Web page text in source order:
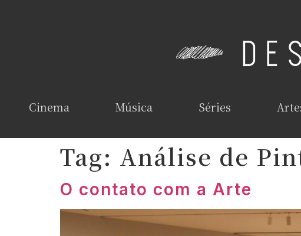
Cinema Música Séries
Tag: Análise de
O contato com a Arte